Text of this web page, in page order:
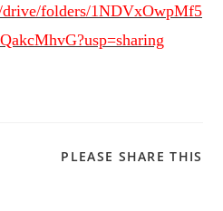
drive/folders/1NDVxOwpMf5
PLEASE SHARE THIS